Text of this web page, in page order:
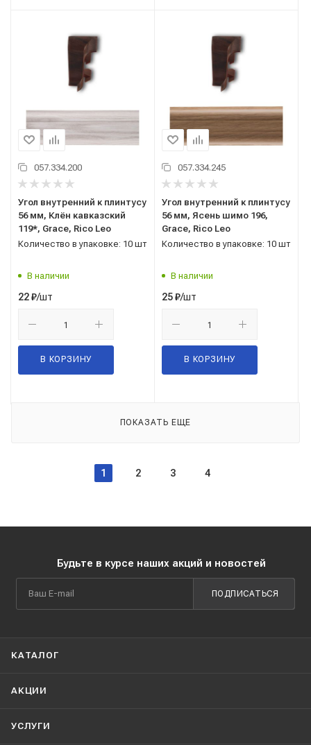
057.334.200
Угол внутренний к плинтусу
56 мм, Клён кавказский
119*, Grace, Rico Leo
Количество в упаковке: 10 шт
В наличии
22₽/шт
В КОРЗИНУ
057.334.245
Угол внутренний к плинтусу
56 мм, Ясень шимо 196,
Grace, Rico Leo
Количество в упаковке: 10 шт
В наличии
25₽/шт
В КОРЗИНУ
ПОКАЗАТЬ ЕЩЕ
1 2 3 4
Будьте в курсе наших акций и новостей
ПОДПИСАТЬСЯ
КАТАЛОГ
АКЦИИ
УСЛУГИ